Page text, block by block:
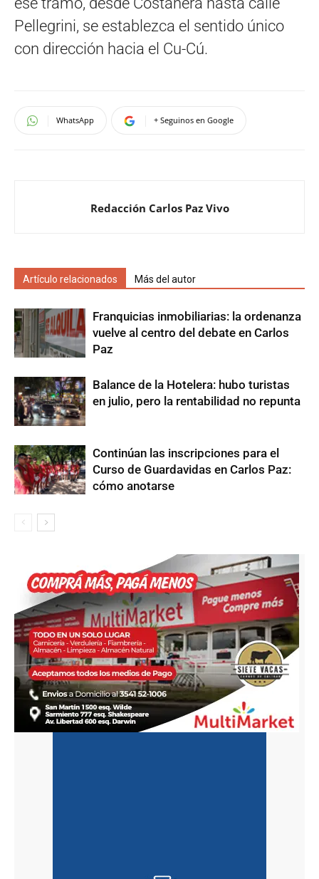
Pellegrini, se establezca el sentido único
con dirección hacia el Cu-Cú.
WhatsApp + Seguinos en Google
Redacción Carlos Paz Vivo
Artículo relacionados Más del autor
Franquicias inmobiliarias: la ordenanza
vuelve al centro del debate en Carlos
Paz
Balance de la Hotelera: hubo turistas
en julio, pero la rentabilidad no repunta
Continúan las inscripciones para el
Curso de Guardavidas en Carlos Paz:
cómo anotarse